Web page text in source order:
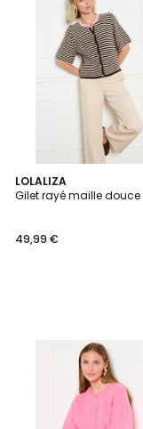
LOLALIZA
Gilet rayé maille douce
49,99 €